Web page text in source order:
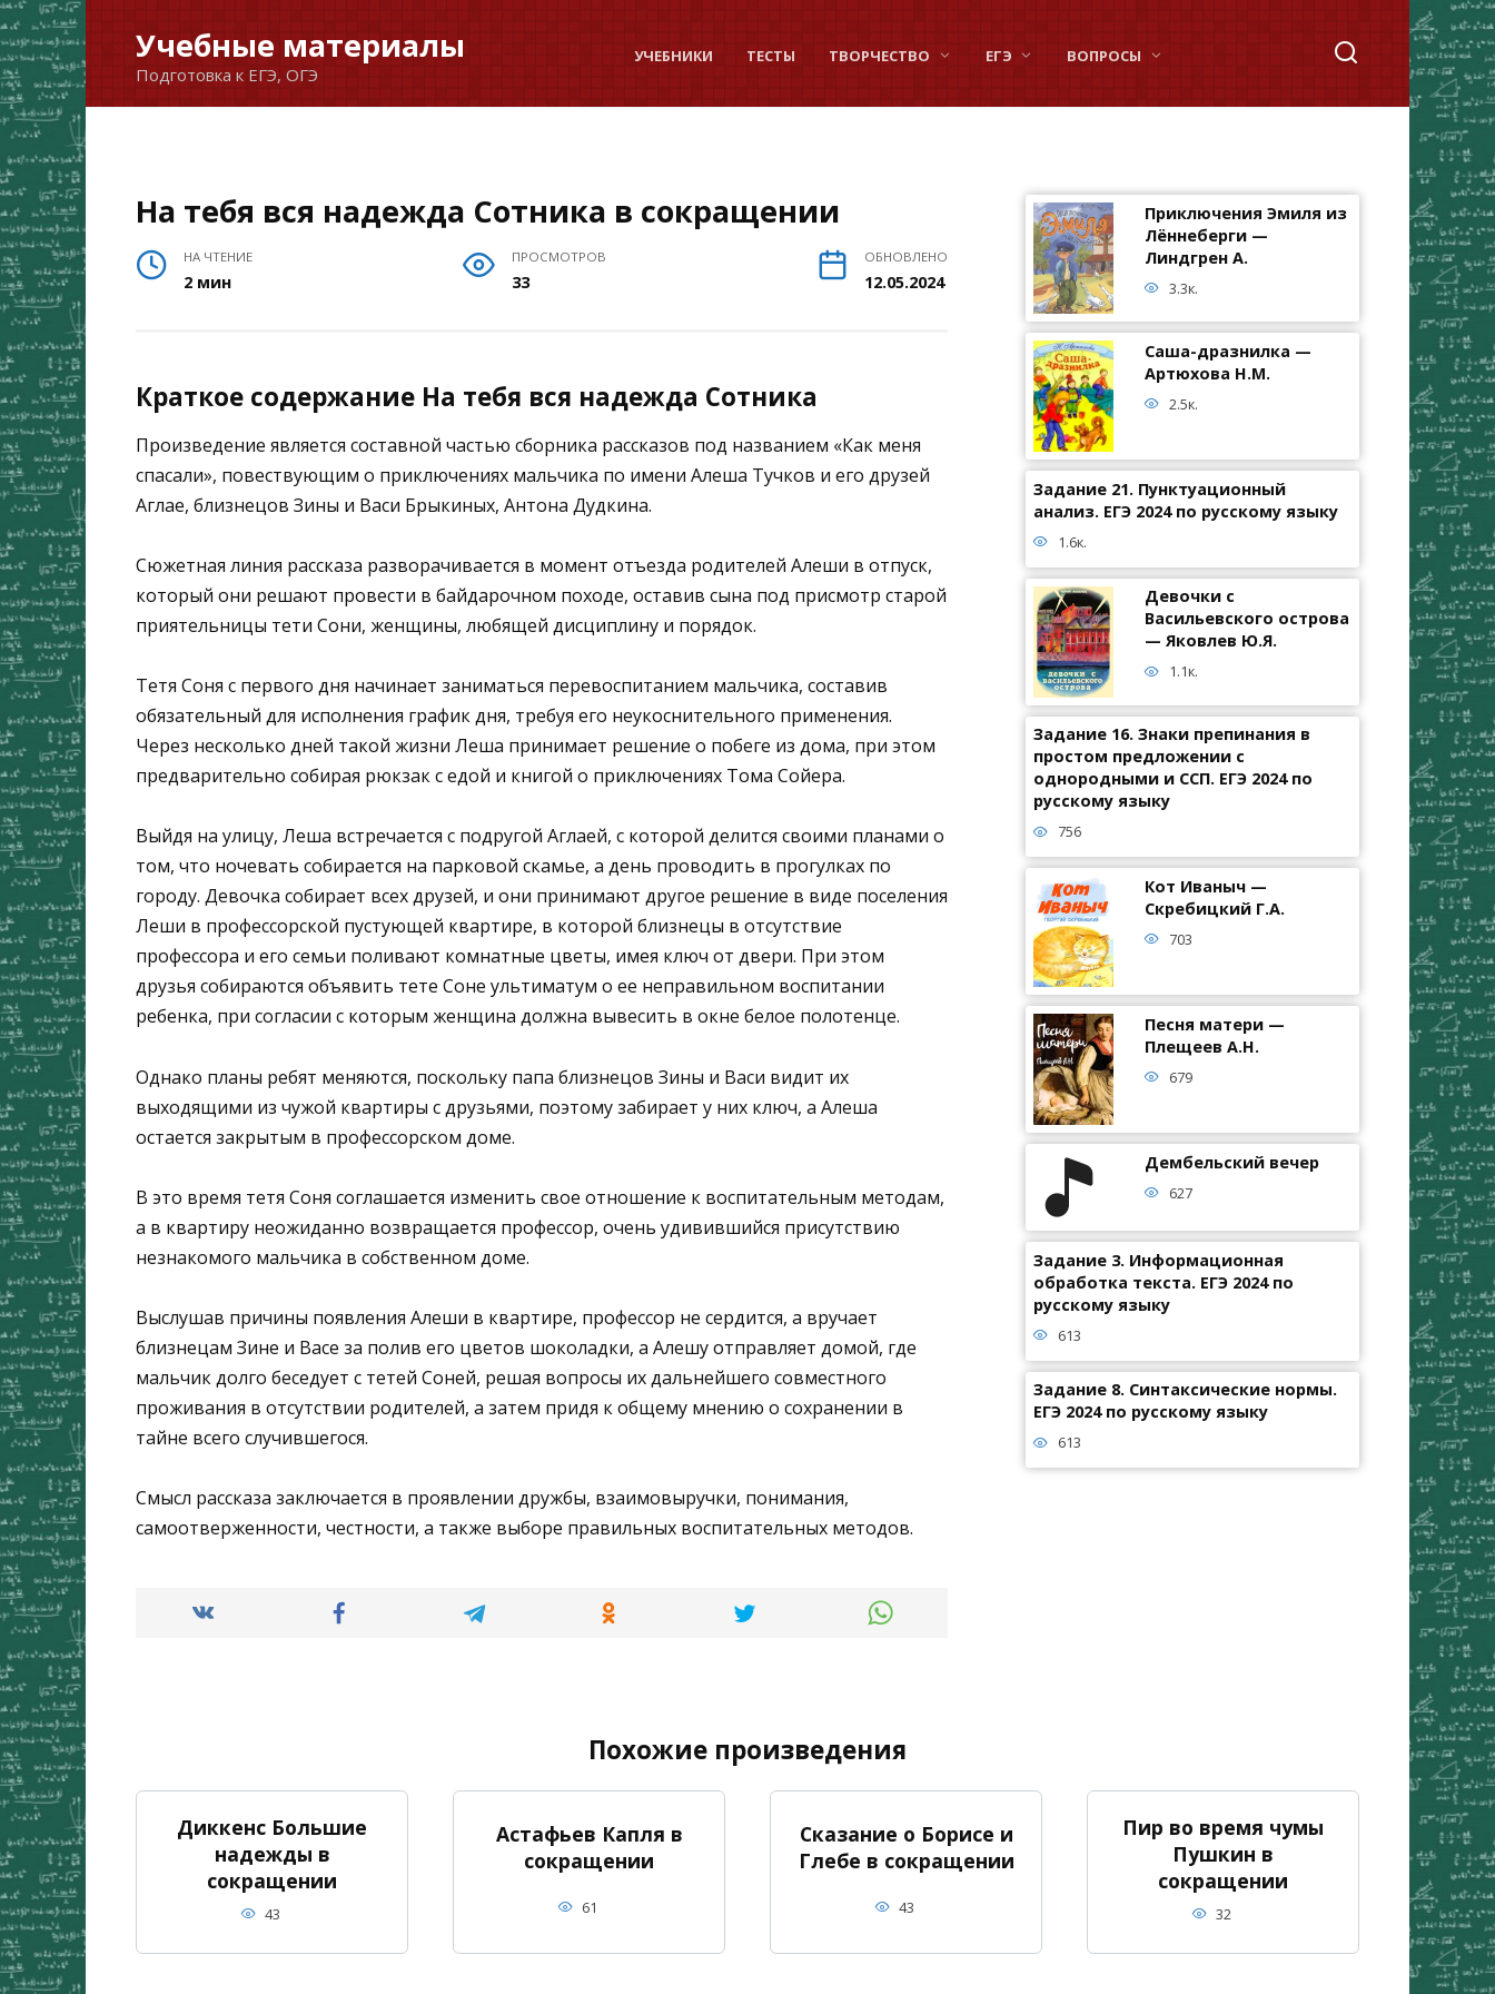
Перейти
к
содержанию
Учебные материалы
Подготовка к ЕГЭ, ОГЭ
УЧЕБНИКИ ТЕСТЫ ТВОРЧЕСТВО ЕГЭ ВОПРОСЫ
На тебя вся надежда Сотника в сокращении
НА ЧТЕНИЕ
2 мин
ПРОСМОТРОВ
33
ОБНОВЛЕНО
12.05.2024
Краткое содержание На тебя вся надежда Сотника
Произведение является составной частью сборника рассказов под названием «Как меня
спасали», повествующим о приключениях мальчика по имени Алеша Тучков и его друзей
Аглае, близнецов Зины и Васи Брыкиных, Антона Дудкина.
Сюжетная линия рассказа разворачивается в момент отъезда родителей Алеши в отпуск,
который они решают провести в байдарочном походе, оставив сына под присмотр старой
приятельницы тети Сони, женщины, любящей дисциплину и порядок.
Тетя Соня с первого дня начинает заниматься перевоспитанием мальчика, составив
обязательный для исполнения график дня, требуя его неукоснительного применения.
Через несколько дней такой жизни Леша принимает решение о побеге из дома, при этом
предварительно собирая рюкзак с едой и книгой о приключениях Тома Сойера.
Выйдя на улицу, Леша встречается с подругой Аглаей, с которой делится своими планами о
том, что ночевать собирается на парковой скамье, а день проводить в прогулках по
городу. Девочка собирает всех друзей, и они принимают другое решение в виде поселения
Леши в профессорской пустующей квартире, в которой близнецы в отсутствие
профессора и его семьи поливают комнатные цветы, имея ключ от двери. При этом
друзья собираются объявить тете Соне ультиматум о ее неправильном воспитании
ребенка, при согласии с которым женщина должна вывесить в окне белое полотенце.
Однако планы ребят меняются, поскольку папа близнецов Зины и Васи видит их
выходящими из чужой квартиры с друзьями, поэтому забирает у них ключ, а Алеша
остается закрытым в профессорском доме.
В это время тетя Соня соглашается изменить свое отношение к воспитательным методам,
а в квартиру неожиданно возвращается профессор, очень удивившийся присутствию
незнакомого мальчика в собственном доме.
Выслушав причины появления Алеши в квартире, профессор не сердится, а вручает
близнецам Зине и Васе за полив его цветов шоколадки, а Алешу отправляет домой, где
мальчик долго беседует с тетей Соней, решая вопросы их дальнейшего совместного
проживания в отсутствии родителей, а затем придя к общему мнению о сохранении в
тайне всего случившегося.
Смысл рассказа заключается в проявлении дружбы, взаимовыручки, понимания,
самоотверженности, честности, а также выборе правильных воспитательных методов.
Приключения Эмиля из
Лённеберги —
Линдгрен А.
3.3к.
Саша-дразнилка —
Артюхова Н.М.
2.5к.
Задание 21. Пунктуационный
анализ. ЕГЭ 2024 по русскому языку
1.6к.
Девочки с
Васильевского острова
— Яковлев Ю.Я.
1.1к.
Задание 16. Знаки препинания в
простом предложении с
однородными и ССП. ЕГЭ 2024 по
русскому языку
756
Кот Иваныч —
Скребицкий Г.А.
703
Песня матери —
Плещеев А.Н.
679
Дембельский вечер
627
Задание 3. Информационная
обработка текста. ЕГЭ 2024 по
русскому языку
613
Задание 8. Синтаксические нормы.
ЕГЭ 2024 по русскому языку
613
Похожие произведения
Диккенс Большие
надежды в
сокращении
43
Астафьев Капля в
сокращении
61
Сказание о Борисе и
Глебе в сокращении
43
Пир во время чумы
Пушкин в
сокращении
32